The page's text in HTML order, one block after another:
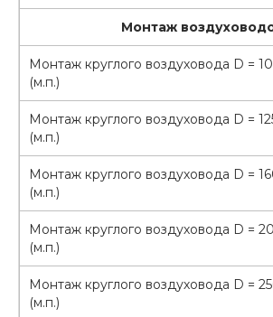
Монтаж
Монтаж круглого воздуховода D =
(м.п.)
Монтаж круглого воздуховода D =
(м.п.)
Монтаж круглого воздуховода D =
(м.п.)
Монтаж круглого воздуховода D =
(м.п.)
Монтаж круглого воздуховода D =
(м.п.)